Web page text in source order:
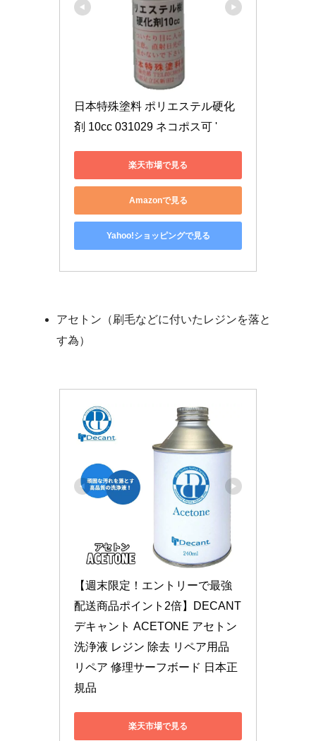
日本特殊塗料 ポリエステル硬化
剤 10cc 031029 ネコポス可 '
楽天市場で見る
Amazonで見る
Yahoo!ショッピングで見る
アセトン（刷毛などに付いたレジンを落と
す為）
【週末限定！エントリーで最強
配送商品ポイント2倍】DECANT
デキャント ACETONE アセトン
洗浄液 レジン 除去 リペア用品
リペア 修理サーフボード 日本正
規品
楽天市場で見る